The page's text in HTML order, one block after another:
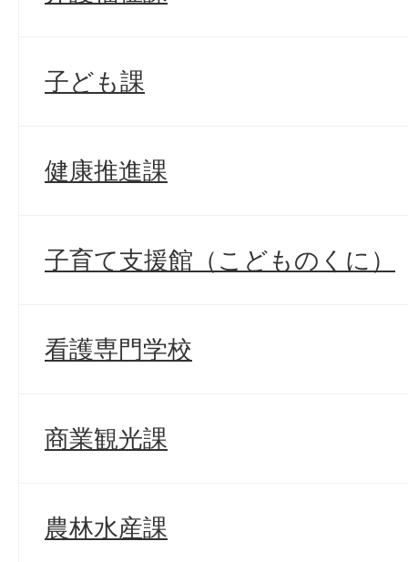
子ども課
健康推進課
子育て支援館（こどものくに）
看護専門学校
商業観光課
農林水産課